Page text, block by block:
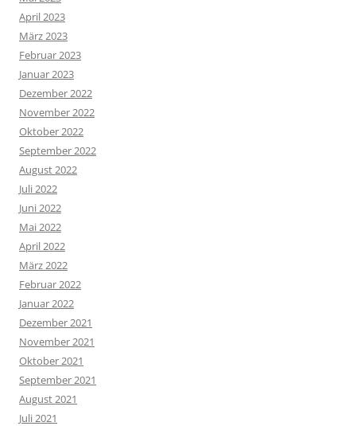
April 2023
März 2023
Februar 2023
Januar 2023
Dezember 2022
November 2022
Oktober 2022
September 2022
August 2022
Juli 2022
Juni 2022
Mai 2022
April 2022
März 2022
Februar 2022
Januar 2022
Dezember 2021
November 2021
Oktober 2021
September 2021
August 2021
Juli 2021